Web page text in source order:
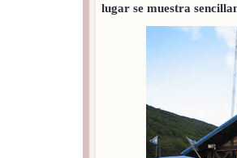
lugar se muestra